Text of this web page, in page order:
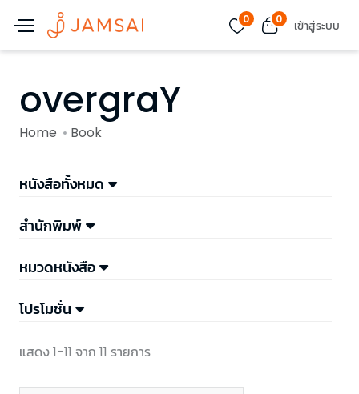
0 0 เข้าสู่ระบบ
overgraY
Home Book
หนังสือทั้งหมด
สำนักพิมพ์
หมวดหนังสือ
โปรโมชั่น
แสดง 1-11 จาก 11 รายการ